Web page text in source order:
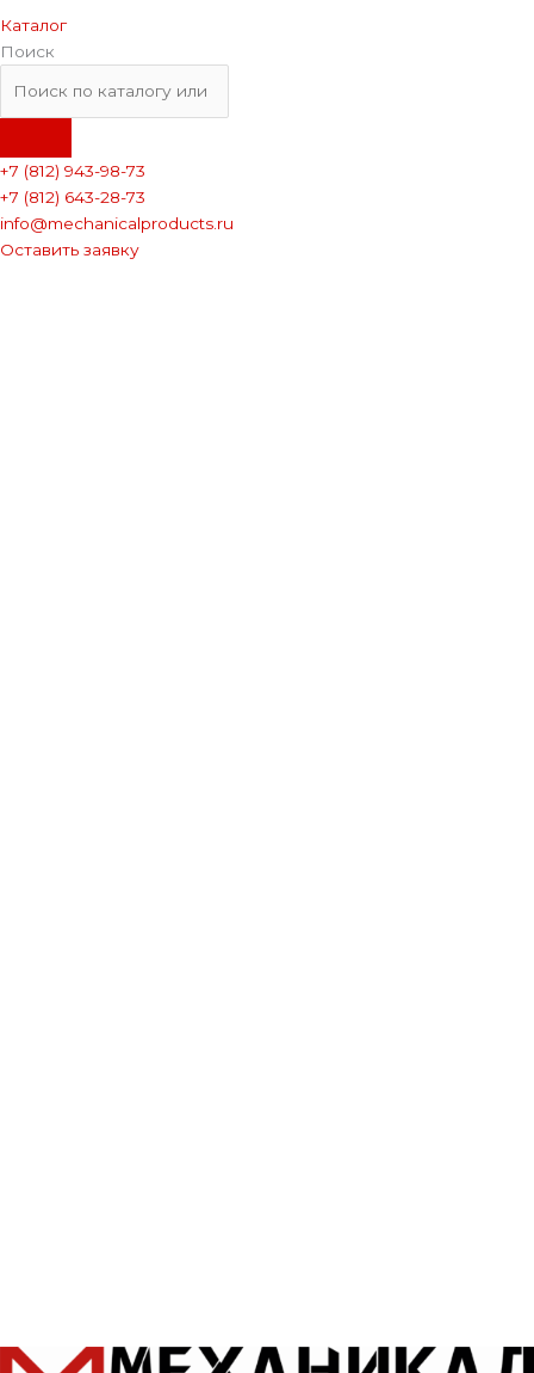
Каталог
Поиск
+7 (812) 943-98-73
+7 (812) 643-28-73
info@mechanicalproducts.ru
Оставить заявку